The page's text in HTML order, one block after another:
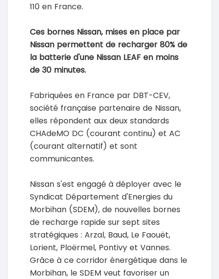
110 en France.
Ces bornes Nissan, mises en place par
Nissan permettent de recharger 80% de
la batterie d'une Nissan LEAF en moins
de 30 minutes.
Fabriquées en France par DBT-CEV,
société française partenaire de Nissan,
elles répondent aux deux standards
CHAdeMO DC (courant continu) et AC
(courant alternatif) et sont
communicantes.
Nissan s'est engagé à déployer avec le
Syndicat Département d'Energies du
Morbihan (SDEM), de nouvelles bornes
de recharge rapide sur sept sites
stratégiques : Arzal, Baud, Le Faouët,
Lorient, Ploërmel, Pontivy et Vannes.
Grâce à ce corridor énergétique dans le
Morbihan, le SDEM veut favoriser un